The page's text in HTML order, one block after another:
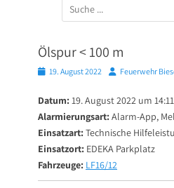
Suchen
nach:
Ölspur < 100 m
Posted19. August 2022 AutorFeuerwehr
Datum: 19. August 2022 um
Alarmierungsart: Alarm-App,
Einsatzart: Technische
Einsatzort: EDEKA Parkplatz
Fahrzeuge: LF16/12